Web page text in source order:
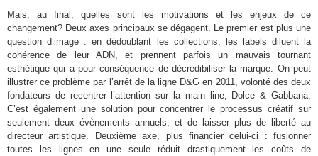
Mais, au final, quelles sont les motivations et les enjeux de ce
changement? Deux axes principaux se dégagent. Le premier est plus une
question d’image : en dédoublant les collections, les labels diluent la
cohérence de leur ADN, et prennent parfois un mauvais tournant
esthétique qui a pour conséquence de décrédibiliser la marque. On peut
illustrer ce problème par l’arrêt de la ligne D&G en 2011, volonté des deux
fondateurs de recentrer l’attention sur la main line, Dolce & Gabbana.
C’est également une solution pour concentrer le processus créatif sur
seulement deux évènements annuels, et de laisser plus de liberté au
directeur artistique. Deuxième axe, plus financier celui-ci : fusionner
toutes les lignes en une seule réduit drastiquement les coûts de